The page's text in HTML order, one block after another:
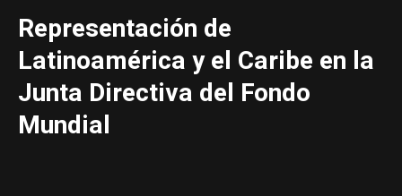
Representación de
Latinoamérica y el Caribe en la
Junta Directiva del Fondo
Mundial